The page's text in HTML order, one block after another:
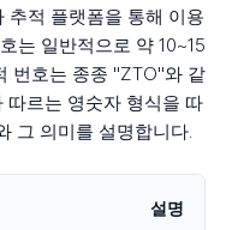
추적 플랫폼을 통해 이용
는 일반적으로 약 10~15
번호는 종종 "ZTO"와 같
따르는 영숫자 형식을 따
그 의미를 설명합니다.
설명